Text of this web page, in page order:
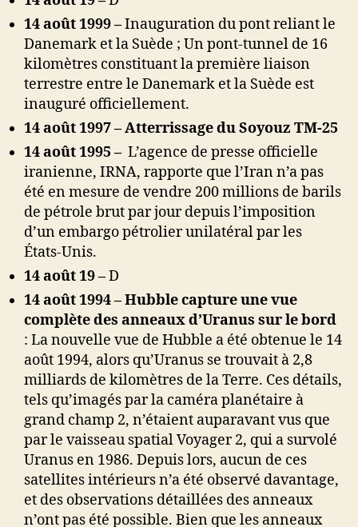
14 août 1999 –Inauguration du pont reliant le
Danemark et la Suède ; Un pont-tunnel de 16
kilomètres constituant la première liaison
terrestre entre le Danemark et la Suède est
inauguré officiellement.
14 août 1997 – Atterrissage du Soyouz TM-25
14 août 1995 – L’agence de presse officielle
iranienne, IRNA, rapporte que l’Iran n’a pas
été en mesure de vendre 200 millions de barils
de pétrole brut par jour depuis l’imposition
d’un embargo pétrolier unilatéral par les
États-Unis.
14 août 19 –D
14 août 1994 – Hubble capture une vue
complète des anneaux d’Uranus sur le bord
: La nouvelle vue de Hubble a été obtenue le 14
août 1994, alors qu’Uranus se trouvait à 2,8
milliards de kilomètres de la Terre. Ces détails,
tels qu’imagés par la caméra planétaire à
grand champ 2, n’étaient auparavant vus que
par le vaisseau spatial Voyager 2, qui a survolé
Uranus en 1986. Depuis lors, aucun de ces
satellites intérieurs n’a été observé davantage,
et des observations détaillées des anneaux
n’ont pas été possible. Bien que les anneaux